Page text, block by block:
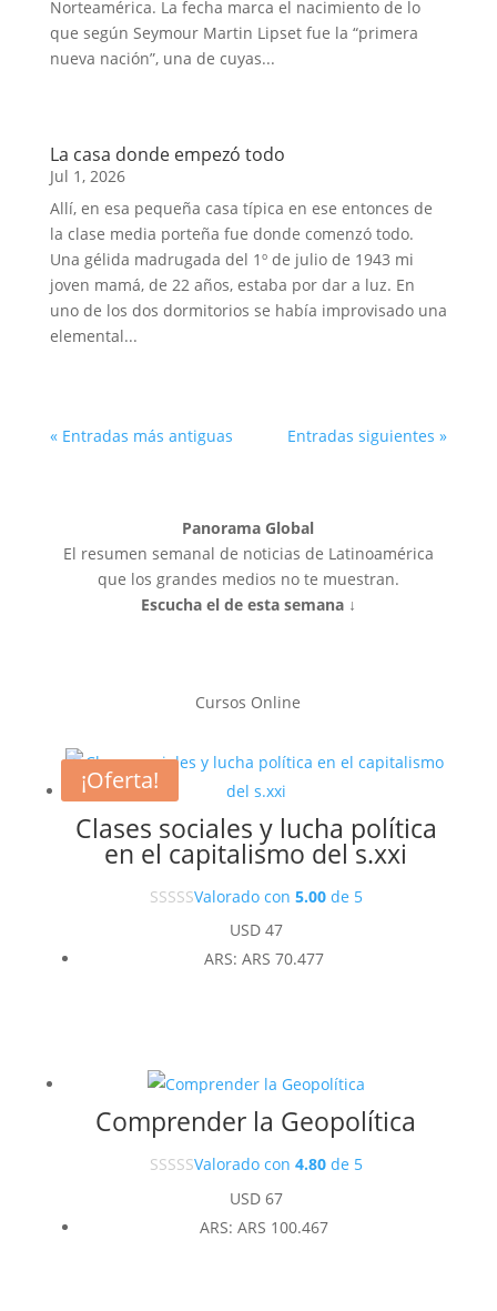
Norteamérica. La fecha marca el nacimiento de lo
que según Seymour Martin Lipset fue la “primera
nueva nación”, una de cuyas...
La casa donde empezó todo
Jul 1, 2026
Allí, en esa pequeña casa típica en ese entonces de
la clase media porteña fue donde comenzó todo.
Una gélida madrugada del 1º de julio de 1943 mi
joven mamá, de 22 años, estaba por dar a luz. En
uno de los dos dormitorios se había improvisado una
elemental...
« Entradas más antiguas Entradas siguientes »
Panorama Global
El resumen semanal de noticias de Latinoamérica
que los grandes medios no te muestran.
Escucha el de esta semana ↓
Cursos Online
Clases sociales y lucha política
en el capitalismo del s.xxi
Valorado con 5.00de 5
USD47
ARS: ARS 70.477
Comprender la Geopolítica
Valorado con 4.80de 5
USD67
ARS: ARS 100.467
¡Oferta!